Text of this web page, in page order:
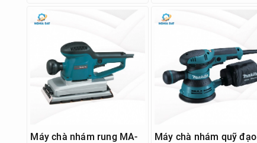
Máy chà nhám rung MA-
Máy chà nhám quỹ đạo